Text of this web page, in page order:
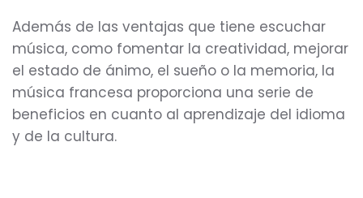
Además de las ventajas que tiene escuchar
música, como fomentar la creatividad, mejorar
el estado de ánimo, el sueño o la memoria, la
música francesa proporciona una serie de
beneficios en cuanto al aprendizaje del idioma
y de la cultura.